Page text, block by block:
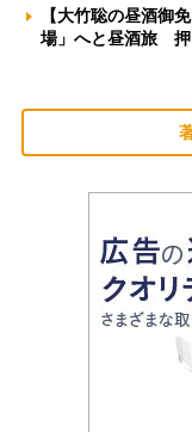
【大竹聡の昼酒御
場」へと昼酒旅